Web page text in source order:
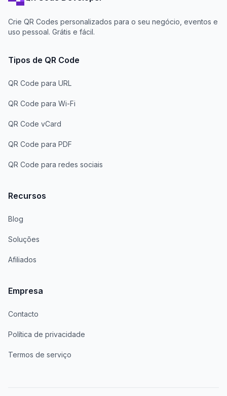
Crie QR Codes personalizados para o seu negócio, eventos e
uso pessoal. Grátis e fácil.
Tipos de QR Code
QR Code para URL
QR Code para Wi-Fi
QR Code vCard
QR Code para PDF
QR Code para redes sociais
Recursos
Blog
Soluções
Afiliados
Empresa
Contacto
Política de privacidade
Termos de serviço